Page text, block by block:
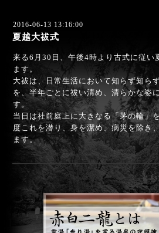
2016-06-13 13:16:00
夏越大祓式
来る6月30日、午後4時より古式に従い
ます。
大祓は、日常生活において知らず知ら
を、半年ごとに祓い清め、清らかな姿
す。
当日は社前庭上に大きなる「茅の輪」
度これを潜り、身を潔め、病災を除き
ます。